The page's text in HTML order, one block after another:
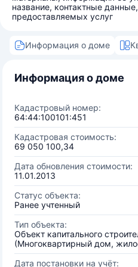
название, контактные
предоставляемых услуг
Информация о доме
Информация о доме
Кадастровый номер:
64:44:100101:451
Кадастровая стоимость:
69 050 100,34
Дата обновления стоимости:
11.01.2013
Статус объекта:
Ранее учтенный
Тип объекта:
Объект капитального
(Многоквартирный дом,
Дата постановки на учёт: